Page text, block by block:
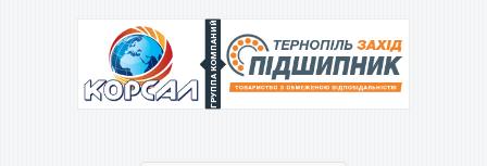
ГРУППА КОМПАНИЙ